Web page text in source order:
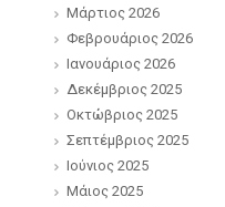
Μάρτιος 2026
Φεβρουάριος 2026
Ιανουάριος 2026
Δεκέμβριος 2025
Οκτώβριος 2025
Σεπτέμβριος 2025
Ιούνιος 2025
Μάιος 2025